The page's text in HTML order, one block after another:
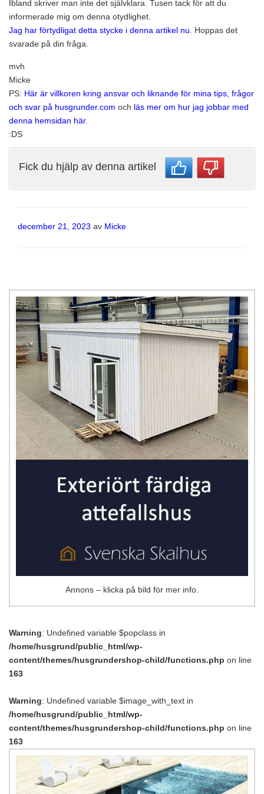
Ibland skriver man inte det självklara. Tusen tack för att du
informerade mig om denna otydlighet.
Jag har förtydligat detta stycke i denna artikel nu. Hoppas det
svarade på din fråga.
mvh
Micke
PS: Här är villkoren kring ansvar och liknande för mina tips, frågor
och svar på husgrunder.com och läs mer om hur jag jobbar med
denna hemsidan här.
:DS
Fick du hjälp av denna artikel
Publicerat
december 21, 2023 av Micke
Annons – klicka på bild för mer info.
Warning: Undefined variable $popclass in
/home/husgrund/public_html/wp-
content/themes/husgrundershop-child/functions.php on line
163
Warning: Undefined variable $image_with_text in
/home/husgrund/public_html/wp-
content/themes/husgrundershop-child/functions.php on line
163